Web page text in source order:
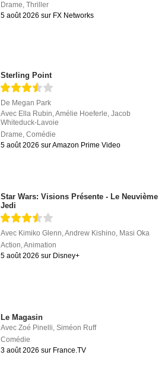
Drame,Thriller
5 août 2026 sur FX Networks
Sterling Point
De Megan Park
Avec Ella Rubin,Amélie Hoeferle,Jacob
Whiteduck-Lavoie
Drame,Comédie
5 août 2026 sur Amazon Prime Video
Star Wars: Visions Présente - Le Neuvième
Jedi
Avec Kimiko Glenn ,Andrew Kishino Masi Oka
Action ,Animation
5 août 2026 sur Disney+
Le Magasin
AvecZoé Pinelli,Siméon Ruff
Comédie
3 août 2026 sur France.TV